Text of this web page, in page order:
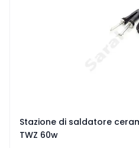
Stazione di saldatore
TWZ 60w